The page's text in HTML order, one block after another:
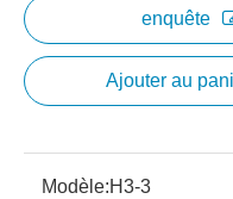
enquête
Ajouter au
Modèle:H3-3